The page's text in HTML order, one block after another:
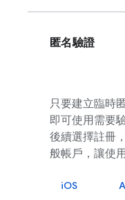
匿名驗證
只要建立臨時
即可使用需要
後續選擇註冊
般帳戶，讓使
iOS